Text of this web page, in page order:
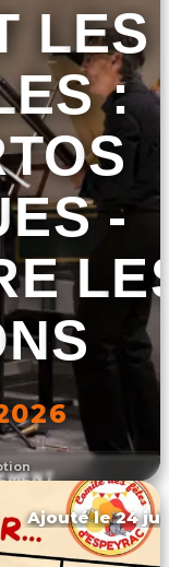
LES
:
-
Ajouté le 24